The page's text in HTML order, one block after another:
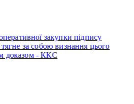
закупки підпису
за собою визнання цього
доказом - ККС